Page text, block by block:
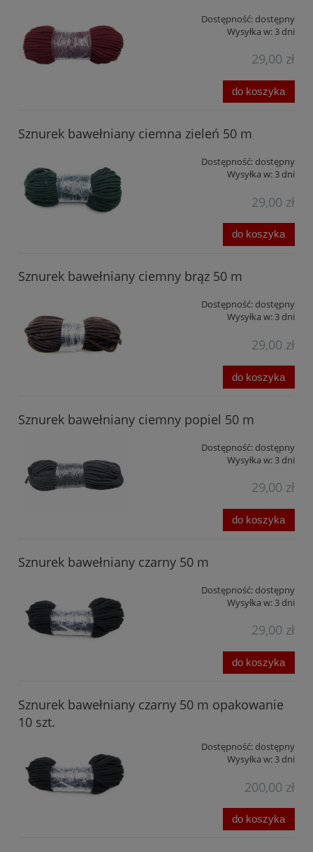
Dostępność: dostępny
Wysyłka w: 3 dni
29,00 zł
do koszyka
Sznurek bawełniany ciemna zieleń 50 m
Dostępność: dostępny
Wysyłka w: 3 dni
29,00 zł
do koszyka
Sznurek bawełniany ciemny brąz 50 m
Dostępność: dostępny
Wysyłka w: 3 dni
29,00 zł
do koszyka
Sznurek bawełniany ciemny popiel 50 m
Dostępność: dostępny
Wysyłka w: 3 dni
29,00 zł
do koszyka
Sznurek bawełniany czarny 50 m
Dostępność: dostępny
Wysyłka w: 3 dni
29,00 zł
do koszyka
Sznurek bawełniany czarny 50 m opakowanie
10 szt.
Dostępność: dostępny
Wysyłka w: 3 dni
200,00 zł
do koszyka